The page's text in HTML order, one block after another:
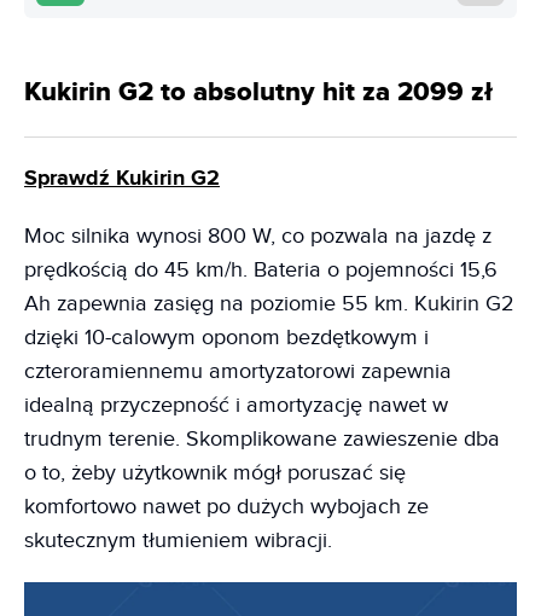
Kukirin G2 to absolutny hit za 2099 zł
Sprawdź Kukirin G2
Moc silnika wynosi 800 W, co pozwala na jazdę z
prędkością do 45 km/h. Bateria o pojemności 15,6
Ah zapewnia zasięg na poziomie 55 km. Kukirin G2
dzięki 10-calowym oponom bezdętkowym i
czteroramiennemu amortyzatorowi zapewnia
idealną przyczepność i amortyzację nawet w
trudnym terenie. Skomplikowane zawieszenie dba
o to, żeby użytkownik mógł poruszać się
komfortowo nawet po dużych wybojach ze
skutecznym tłumieniem wibracji.